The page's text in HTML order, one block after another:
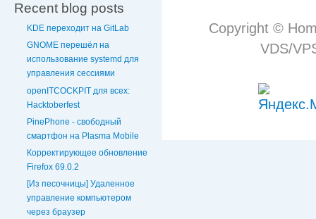
Recent blog posts
KDE переходит на GitLab
GNOME перешёл на
использование systemd для
управления сессиями
openITCOCKPIT для всех:
Hacktoberfest
PinePhone - свободный
смартфон на Plasma Mobile
Корректирующее обновление
Firefox 69.0.2
[Из песочницы] Удаленное
управление компьютером
через браузер
Copyright ©
VDS/